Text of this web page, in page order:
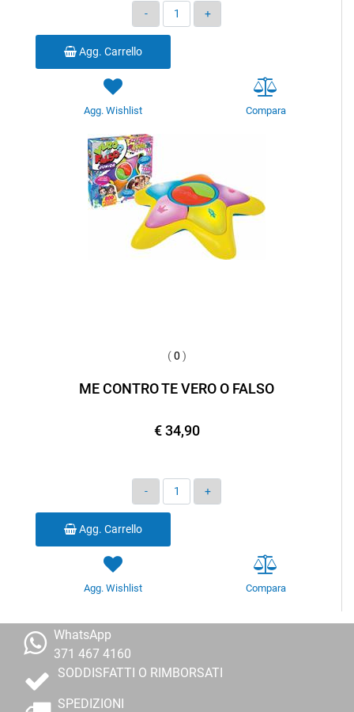
Quantità
Agg. Carrello
Agg. Wishlist Compara
(0 )
ME CONTRO TE VERO O FALSO
€ 34,90
Quantità
Agg. Carrello
Agg. Wishlist Compara
WhatsApp
371 467 4160
SODDISFATTI O RIMBORSATI
SPEDIZIONI